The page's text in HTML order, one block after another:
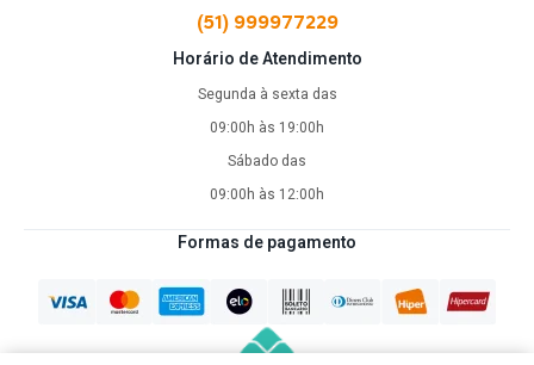
(51) 999977229
Horário de Atendimento
Segunda à sexta das
09:00h às 19:00h
Sábado das
09:00h às 12:00h
Formas de pagamento